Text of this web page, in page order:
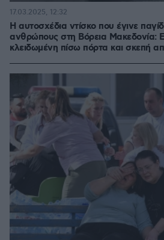
Η αυτοσχέδια ντίσκο που έγινε
ανθρώπους στη Βόρεια Μακεδονία:
κλειδωμένη πίσω πόρτα και σκεπή
17.03.2025, 12:32